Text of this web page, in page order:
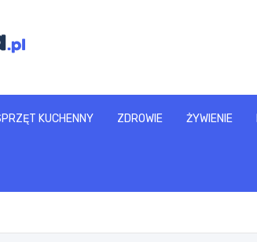
KUCHENNY ZDROWIE ŻYWIENIE